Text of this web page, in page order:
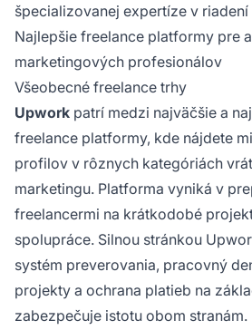
špecializovanej expertíze v riadení
Najlepšie freelance platformy pre
marketingových profesionálov
Všeobecné freelance trhy
Upwork patrí medzi najväčšie a
freelance platformy, kde nájdete
profilov v rôznych kategóriách
marketingu. Platforma vyniká v
freelancermi na krátkodobé
spolupráce. Silnou stránkou
systém preverovania, pracovný
projekty a ochrana platieb na
zabezpečuje istotu obom